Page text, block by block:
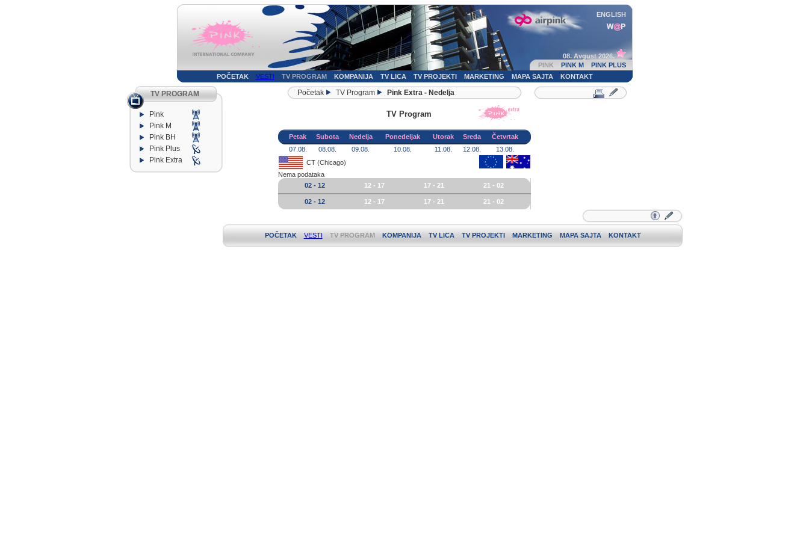
ENGLISH
08. Avgust 2026.
PINK
PINK M
PINK PLUS
POČETAK
VESTI TV PROGRAM KOMPANIJA TV LICA TV PROJEKTI MARKETING MAPA SAJTA KONTAKT
TV PROGRAM
Pink
Pink M
Pink BH
Pink Plus
Pink Extra
Početak TV Program Pink Extra - Nedelja
TV Program
Petak Subota Nedelja Ponedeljak Utorak Sreda
Četvrtak
07.08.
08.08. 09.08. 10.08. 11.08. 12.08.
13.08.
CT (Chicago)
Nema podataka
02 - 12
12 - 17 17 - 21 21 - 02
02 - 12 12 - 17 17 - 21 21 - 02
POČETAK VESTI TV PROGRAM KOMPANIJA TV LICA TV PROJEKTI MARKETING MAPA SAJTA KONTAKT